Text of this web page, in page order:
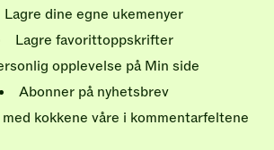
Lagre dine egne ukemenyer
Lagre favorittoppskrifter
opplevelse på Min side
Abonner på nyhetsbrev
kokkene våre i kommentarfeltene